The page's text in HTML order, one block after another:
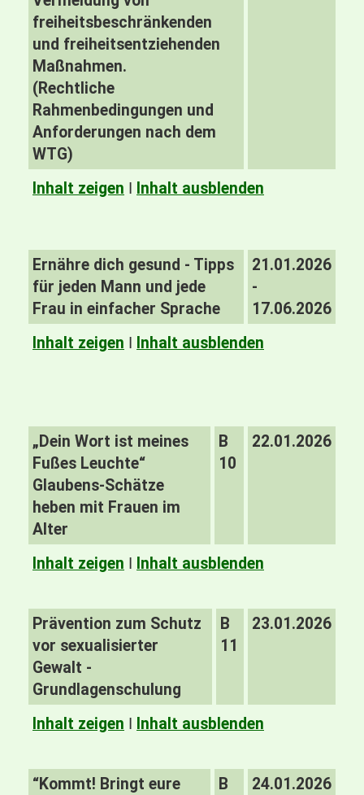
freiheitsbeschränkenden
und freiheitsentziehenden
Maßnahmen.
(Rechtliche
Rahmenbedingungen und
Anforderungen nach dem
WTG)
Inhalt zeigen I Inhalt ausblenden
Ernähre dich gesund - Tipps
für jeden Mann und jede
Frau in einfacher Sprache
21.01.2026
-
17.06.2026
Inhalt zeigen I Inhalt ausblenden
„Dein Wort ist meines
Fußes Leuchte“
Glaubens-Schätze
heben mit Frauen im
Alter
B
10
22.01.2026
Inhalt zeigen I Inhalt ausblenden
Prävention zum Schutz
vor sexualisierter
Gewalt -
Grundlagenschulung
B
11
23.01.2026
Inhalt zeigen I Inhalt ausblenden
“Kommt! Bringt eure
B
24.01.2026